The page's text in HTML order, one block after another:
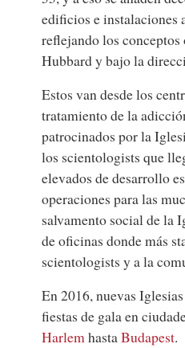
edificios e instalaciones
reflejando los
Hubbard y bajo la
Estos van desde los
tratamiento de la
patrocinados por la
los scientologists que
elevados de desarrollo
operaciones para las
salvamento social de la
de oficinas donde más
scientologists y a la
En 2016, nuevas
fiestas de gala en
HarlemhastaBudapest.